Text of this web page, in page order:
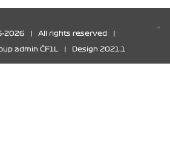
2026 All rights reserved
admin ČF1L Design 2021.1